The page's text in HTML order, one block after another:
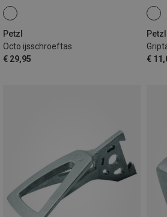
Petzl
Octo ijsschroeftas
€ 29,95
Petzl
€